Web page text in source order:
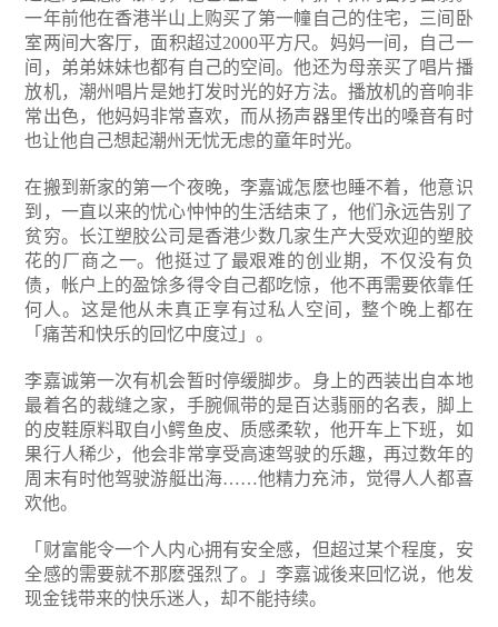
一年前他在香港半山上购买了第一幢自己的住宅，三间卧
室两间大客厅，面积超过2000平方尺。妈妈一间，自己一
间，弟弟妹妹也都有自己的空间。他还为母亲买了唱片播
放机，潮州唱片是她打发时光的好方法。播放机的音响非
常出色，他妈妈非常喜欢，而从扬声器里传出的嗓音有时
也让他自己想起潮州无忧无虑的童年时光。
在搬到新家的第一个夜晚，李嘉诚怎麽也睡不着，他意识
到，一直以来的忧心忡忡的生活结束了，他们永远告别了
贫穷。长江塑胶公司是香港少数几家生产大受欢迎的塑胶
花的厂商之一。他挺过了最艰难的创业期，不仅没有负
债，帐户上的盈馀多得令自己都吃惊，他不再需要依靠任
何人。这是他从未真正享有过私人空间，整个晚上都在
「痛苦和快乐的回忆中度过」。
李嘉诚第一次有机会暂时停缓脚步。身上的西装出自本地
最着名的裁缝之家，手腕佩带的是百达翡丽的名表，脚上
的皮鞋原料取自小鳄鱼皮、质感柔软，他开车上下班，如
果行人稀少，他会非常享受高速驾驶的乐趣，再过数年的
周末有时他驾驶游艇出海……他精力充沛，觉得人人都喜
欢他。
「财富能令一个人内心拥有安全感，但超过某个程度，安
全感的需要就不那麽强烈了。」李嘉诚後来回忆说，他发
现金钱带来的快乐迷人，却不能持续。